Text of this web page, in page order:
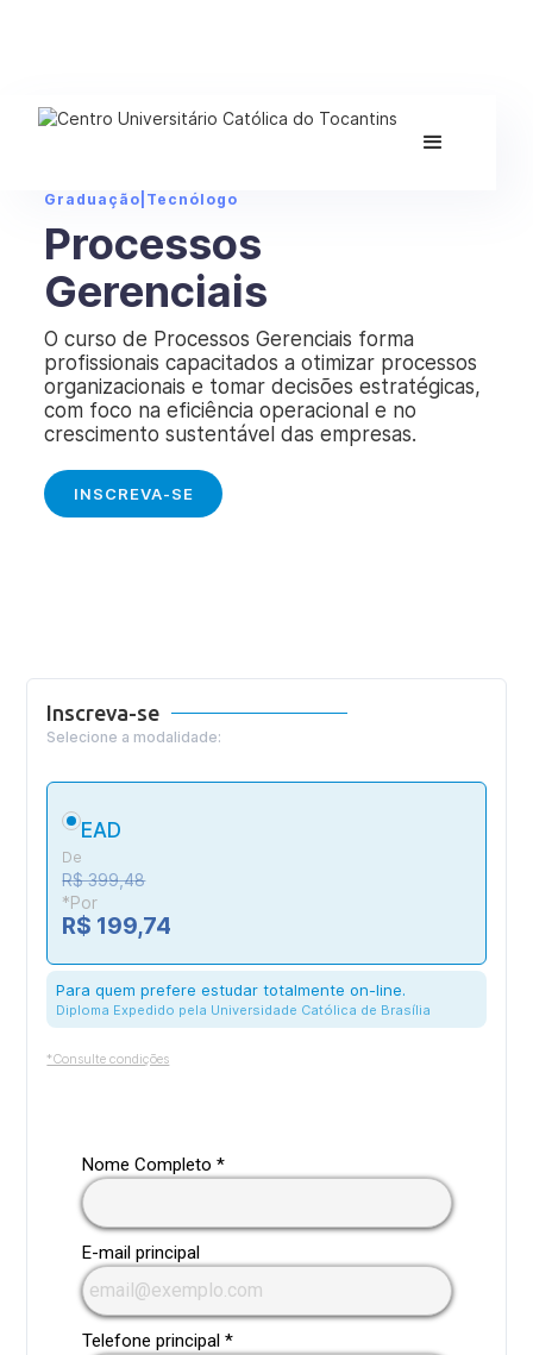
Graduação Tecnólogo
Processos
Gerenciais
O curso de Processos Gerenciais forma
profissionais capacitados a otimizar processos
organizacionais e tomar decisões estratégicas,
com foco na eficiência operacional e no
crescimento sustentável das empresas.
INSCREVA-SE
Inscreva-se
Selecione a modalidade:
EAD
De
R$ 399,48
*Por
R$ 199,74
Para quem prefere estudar totalmente on-line.
Diploma Expedido pela Universidade Católica de Brasília
*Consulte condições